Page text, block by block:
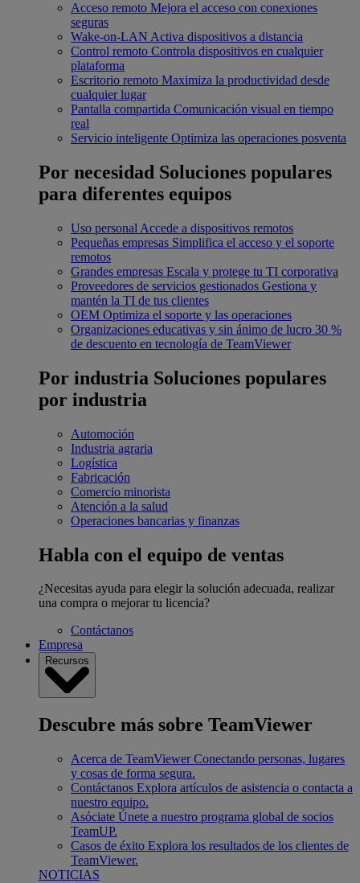
Acceso remoto Mejora el acceso con conexiones
seguras
Wake-on-LAN Activa dispositivos a distancia
Control remoto Controla dispositivos en cualquier
plataforma
Escritorio remoto Maximiza la productividad desde
cualquier lugar
Pantalla compartida Comunicación visual en tiempo
real
Servicio inteligente Optimiza las operaciones posventa
Por necesidad Soluciones populares
para diferentes equipos
Uso personal Accede a dispositivos remotos
Pequeñas empresas Simplifica el acceso y el soporte
remotos
Grandes empresas Escala y protege tu TI corporativa
Proveedores de servicios gestionados Gestiona y
mantén la TI de tus clientes
OEM Optimiza el soporte y las operaciones
Organizaciones educativas y sin ánimo de lucro 30 %
de descuento en tecnología de TeamViewer
Por industria Soluciones populares
por industria
Automoción
Industria agraria
Logística
Fabricación
Comercio minorista
Atención a la salud
Operaciones bancarias y finanzas
Habla con el equipo de ventas
¿Necesitas ayuda para elegir la solución adecuada, realizar
una compra o mejorar tu licencia?
Contáctanos
Empresa
Recursos
Descubre más sobre TeamViewer
Acerca de TeamViewer Conectando personas, lugares
y cosas de forma segura.
Contáctanos Explora artículos de asistencia o contacta a
nuestro equipo.
Asóciate Únete a nuestro programa global de socios
TeamUP.
Casos de éxito Explora los resultados de los clientes de
TeamViewer.
NOTICIAS